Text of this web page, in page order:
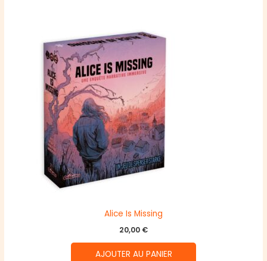
Alice Is Missing
20,00 €
AJOUTER AU PANIER